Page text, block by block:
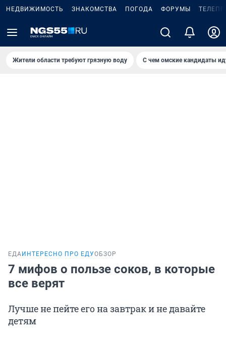
НЕДВИЖИМОСТЬ ЗНАКОМСТВА ПОГОДА ФОРУМЫ
Жители области требуют грязную воду С чем омские кандидаты
ЕДА ИНТЕРЕСНО ПРО ЕДУОБЗОР
7 мифов о пользе соков, в которые
все верят
Лучше не пейте его на завтрак и не давайте
детям